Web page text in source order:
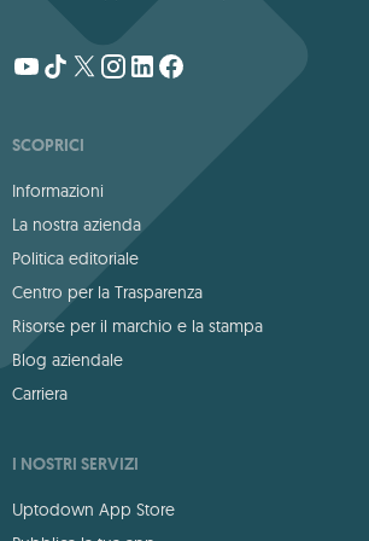
SCOPRICI
Informazioni
La nostra azienda
Politica editoriale
Centro per la Trasparenza
Risorse per il marchio e la stampa
Blog aziendale
Carriera
I NOSTRI SERVIZI
Uptodown App Store